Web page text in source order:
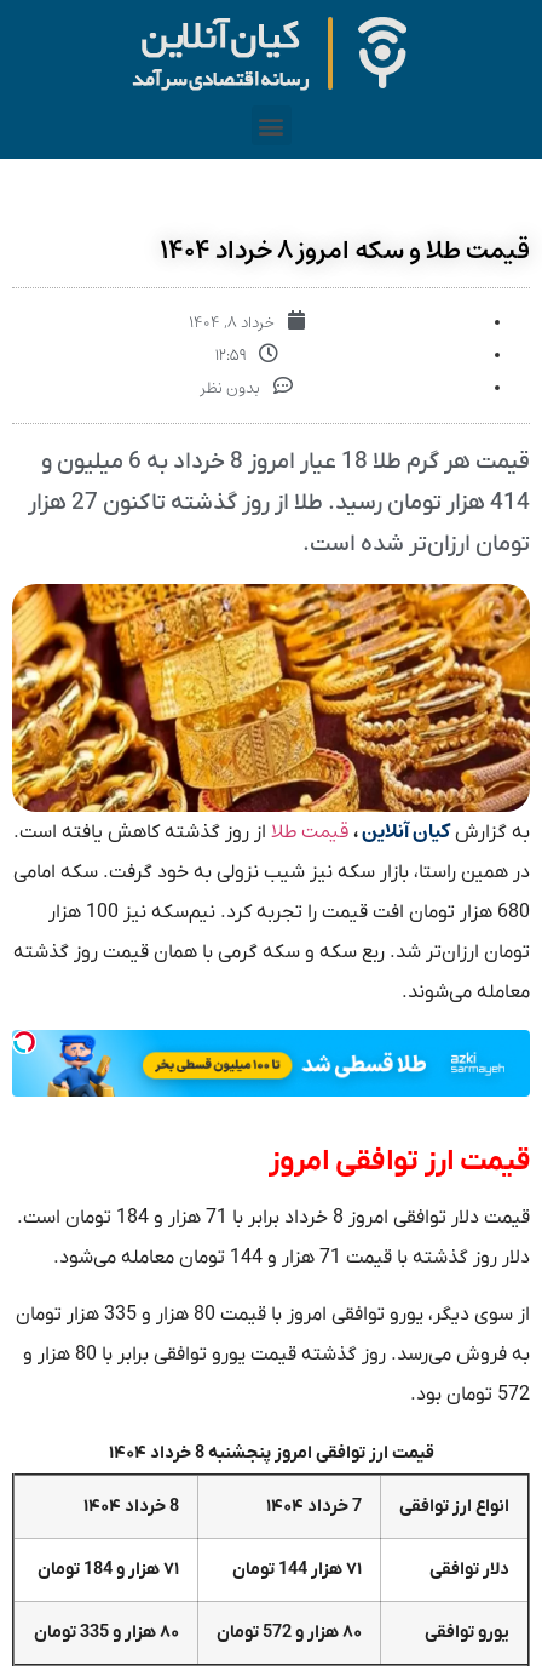
قیمت طلا و سکه امروز ۸ خرداد ۱۴۰۴
خرداد ۸, ۱۴۰۴
۱۲:۵۹
بدون نظر
قیمت هر گرم طلا 18 عیار امروز 8 خرداد به 6 میلیون و
414 هزار تومان رسید. طلا از روز گذشته تاکنون 27 هزار
تومان ارزان‌تر شده است.
به گزارشکیان آنلاین، قیمت طلا از روز گذشته کاهش یافته است.
در همین راستا، بازار سکه نیز شیب نزولی به خود گرفت. سکه امامی
680 هزار تومان افت قیمت را تجربه کرد. نیم‌سکه نیز 100 هزار
تومان ارزان‌تر شد. ربع سکه و سکه گرمی با همان قیمت روز گذشته
معامله می‌شوند.
قیمت ارز توافقی امروز
قیمت دلار توافقی امروز 8 خرداد برابر با 71 هزار و 184 تومان است.
دلار روز گذشته با قیمت 71 هزار و 144 تومان معامله می‌شود.
از سوی دیگر، یورو توافقی امروز با قیمت 80 هزار و 335 هزار تومان
به فروش می‌رسد. روز گذشته قیمت یورو توافقی برابر با 80 هزار و
572 تومان بود.
قیمت ارز توافقی امروز ‌پنجشنبه 8 خرداد ۱۴۰۴
انواع ارز توافقی 7 خرداد ۱۴۰۴ 8 خرداد ۱۴۰۴
دلار توافقی ۷۱ هزار 144 تومان ۷۱ هزار و 184 تومان
یورو توافقی ۸۰ هزار و 572 تومان ۸۰ هزار و 335 تومان